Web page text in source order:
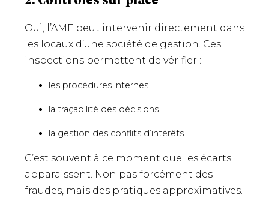
Oui, l’AMF peut intervenir directement dans
les locaux d’une société de gestion. Ces
inspections permettent de vérifier :
les procédures internes
la traçabilité des décisions
la gestion des conflits d’intérêts
C’est souvent à ce moment que les écarts
apparaissent. Non pas forcément des
fraudes, mais des pratiques approximatives.